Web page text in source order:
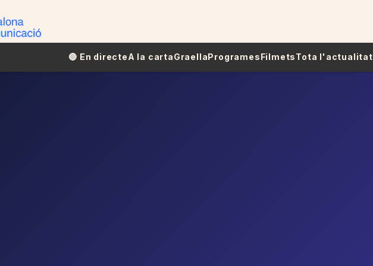
🔴​​ En directeA la cartaGraellaProgramesFilmetsTota l'actualitat